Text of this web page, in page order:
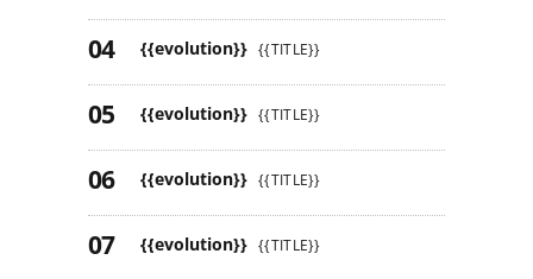
{{evolution}} {{TITLE}}
{{evolution}} {{TITLE}}
{{evolution}} {{TITLE}}
{{evolution}} {{TITLE}}